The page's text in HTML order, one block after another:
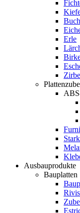
Erle
Zirbe
Ausbauprodukte
Bauplatten